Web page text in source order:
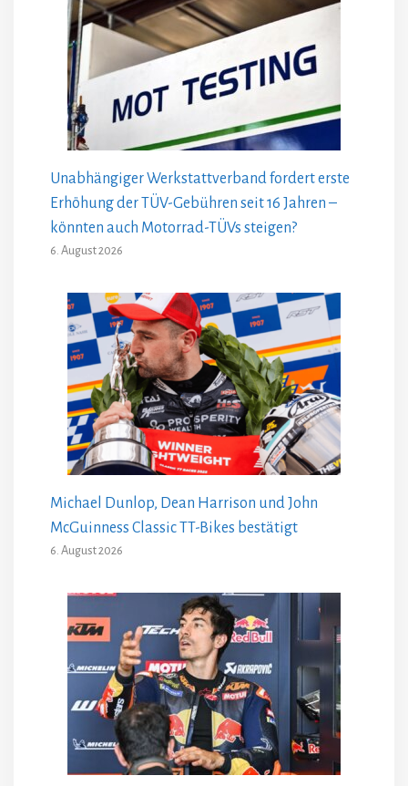
Unabhängiger Werkstattverband fordert erste
Erhöhung der TÜV-Gebühren seit 16 Jahren –
könnten auch Motorrad-TÜVs steigen?
6. August 2026
Michael Dunlop, Dean Harrison und John
McGuinness Classic TT-Bikes bestätigt
6. August 2026